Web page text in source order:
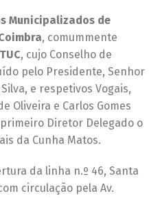
Municipalizados de
, comummente
, cujo Conselho de
pelo Presidente, Senhor
e respetivos Vogais,
Oliveira e Carlos Gomes
Diretor Delegado o
da Cunha Matos.
da linha n.º 46, Santa
circulação pela Av.